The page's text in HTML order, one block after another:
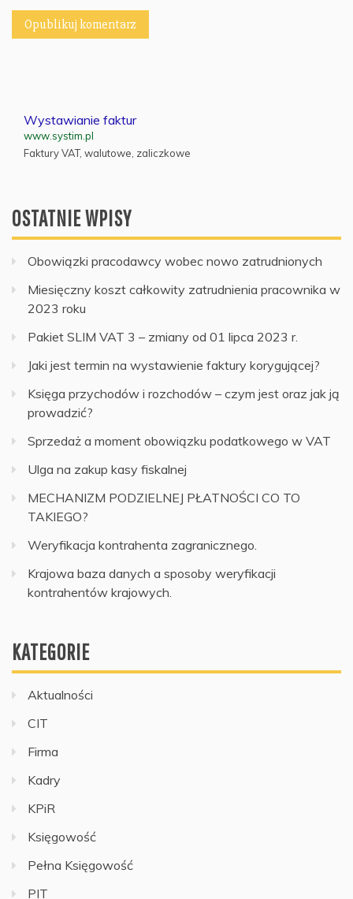
Wystawianie faktur
www.systim.pl
Faktury VAT, walutowe, zaliczkowe
OSTATNIE WPISY
Obowiązki pracodawcy wobec nowo zatrudnionych
Miesięczny koszt całkowity zatrudnienia pracownika w
2023 roku
Pakiet SLIM VAT 3 – zmiany od 01 lipca 2023 r.
Jaki jest termin na wystawienie faktury korygującej?
Księga przychodów i rozchodów – czym jest oraz jak ją
prowadzić?
Sprzedaż a moment obowiązku podatkowego w VAT
Ulga na zakup kasy fiskalnej
MECHANIZM PODZIELNEJ PŁATNOŚCI CO TO
TAKIEGO?
Weryfikacja kontrahenta zagranicznego.
Krajowa baza danych a sposoby weryfikacji
kontrahentów krajowych.
KATEGORIE
Aktualności
CIT
Firma
Kadry
KPiR
Księgowość
Pełna Księgowość
PIT